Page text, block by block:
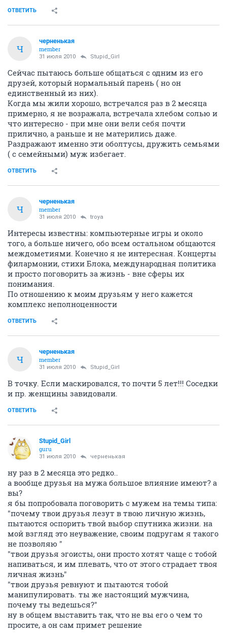
ОТВЕТИТЬ
Ч
черненькая
member
31 июля 2010 Stupid_Girl
Сейчас пытаюсь больше общаться с одним из его
друзей, который нормальный парень ( но он
единственный из них).
Когда мы жили хорошо, встречался раз в 2 месяца
примерно, я не возражала, встречала хлебом солью и
что интересно - при мне они вели себя почти
прилично, а раньше и не матерились даже.
Раздражают именно эти оболтусы, дружить семьями
( с семейными) муж избегает.
ОТВЕТИТЬ
Ч
черненькая
member
31 июля 2010 troya
Интересы известны: компьютерные игры и около
того, а больше ничего, обо всем остальном общаются
междометиями. Конечно я не интересная. Концерты
филармонии, стихи Блока, международная политика
и просто поговорить за жизнь - вне сферы их
понимания.
По отношению к моим друзьям у него кажется
комплекс неполноценности
ОТВЕТИТЬ
Ч
черненькая
member
31 июля 2010 Stupid_Girl
В точку. Если маскировался, то почти 5 лет!!! Соседки
и пр. женщины завидовали.
ОТВЕТИТЬ
Stupid_Girl
guru
31 июля 2010 черненькая
ну раз в 2 месяца это редко..
а вообще друзья на мужа большое влияние имеют? а
вы?
я бы попробовала поговорить с мужем на темы типа:
"почему твои друзья лезут в твою личную жизнь,
пытаются оспорить твой выбор спутника жизни. на
мой взгляд это неуважение, своим подругам я такого
не позволяю "
"твои друзья эгоисты, они просто хотят чаще с тобой
напиваться, и им плевать, что от этого страдает твоя
личная жизнь"
"твои друзья ревнуют и пытаются тобой
манипулировать. ты же настоящий мужчина,
почему ты ведешься?"
ну в общем выставить так, что не вы его о чем то
просите, а он сам примет решение